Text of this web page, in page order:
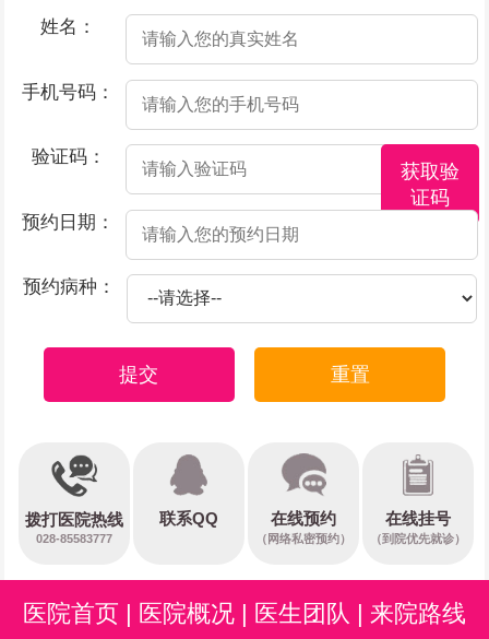
姓名：
手机号码：
验证码：
获取验
证码
预约日期：
预约病种：
提交 重置
拨打医院热线
028-85583777
联系QQ 在线预约
（网络私密预约）
在线挂号
（到院优先就诊）
医院首页 | 医院概况 | 医生团队 | 来院路线